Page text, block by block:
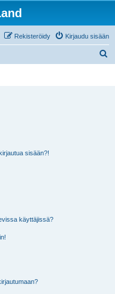
Kirjaudu sisään
Rekisteröidy
sisään?!
käyttäjissä?